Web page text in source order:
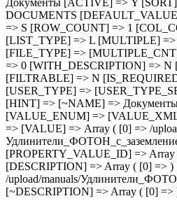
Документы [ACTIVE] => Y
DOCUMENTS
=> S [ROW_COUNT] => 1
[LIST_TYPE] => L [MULTIPLE]
[FILE_TYPE] =>
=> 0 [WITH_DESCRIPTION] =>
[FILTRABLE] => N
[USER_TYPE] =>
[HINT] => [~NAME] =>
[VALUE_ENUM] =>
=> [VALUE] => Array ( [0] => /
[PROPERTY_VALUE_ID] => Array
[DESCRIPTION] => Array ( [0] =>
/upload/manuals/
[~DESCRIPTION] => Array ( [0] =>